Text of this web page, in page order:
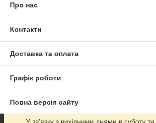
Про нас
Контакти
Доставка та оплата
Графік роботи
Повна версія сайту